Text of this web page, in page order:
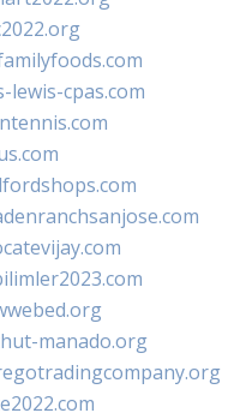
lewis-cpas.com
manado.org